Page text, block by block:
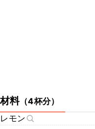
材料（4杯分）
レモン